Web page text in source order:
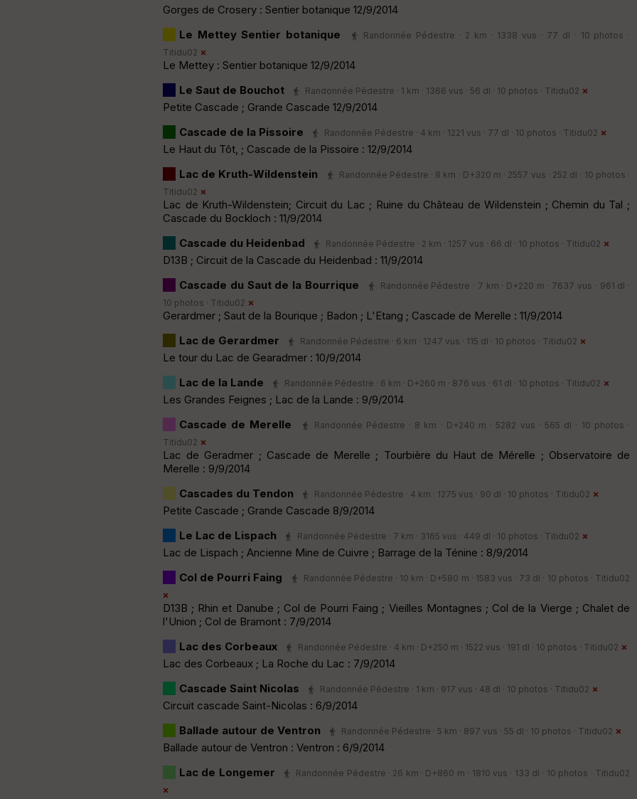
Gorges de Crosery : Sentier botanique 12/9/2014
Le Mettey Sentier botanique
Randonnée Pédestre · 2 km · 1338 vus · 77 dl · 10 photos ·
Titidu02
Le Mettey : Sentier botanique 12/9/2014
Le Saut de Bouchot
Randonnée Pédestre · 1 km · 1366 vus · 56 dl · 10 photos · Titidu02
Petite Cascade ; Grande Cascade 12/9/2014
Cascade de la Pissoire
Randonnée Pédestre · 4 km · 1221 vus · 77 dl · 10 photos · Titidu02
Le Haut du Tôt, ; Cascade de la Pissoire : 12/9/2014
Lac de Kruth-Wildenstein
Randonnée Pédestre · 8 km · D+320 m · 2557 vus · 252 dl · 10 photos ·
Titidu02
Lac de Kruth-Wildenstein; Circuit du Lac ; Ruine du Château de Wildenstein ; Chemin du Tal ;
Cascade du Bockloch : 11/9/2014
Cascade du Heidenbad
Randonnée Pédestre · 2 km · 1257 vus · 66 dl · 10 photos · Titidu02
D13B ; Circuit de la Cascade du Heidenbad : 11/9/2014
Cascade du Saut de la Bourrique
Randonnée Pédestre · 7 km · D+220 m · 7637 vus · 961 dl ·
10 photos · Titidu02
Gerardmer ; Saut de la Bourique ; Badon ; L'Etang ; Cascade de Merelle : 11/9/2014
Lac de Gerardmer
Randonnée Pédestre · 6 km · 1247 vus · 115 dl · 10 photos · Titidu02
Le tour du Lac de Gearadmer : 10/9/2014
Lac de la Lande
Randonnée Pédestre · 6 km · D+260 m · 876 vus · 61 dl · 10 photos · Titidu02
Les Grandes Feignes ; Lac de la Lande : 9/9/2014
Cascade de Merelle
Randonnée Pédestre · 8 km · D+240 m · 5282 vus · 565 dl · 10 photos ·
Titidu02
Lac de Geradmer ; Cascade de Merelle ; Tourbière du Haut de Mérelle ; Observatoire de
Merelle : 9/9/2014
Cascades du Tendon
Randonnée Pédestre · 4 km · 1275 vus · 90 dl · 10 photos · Titidu02
Petite Cascade ; Grande Cascade 8/9/2014
Le Lac de Lispach
Randonnée Pédestre · 7 km · 3165 vus · 449 dl · 10 photos · Titidu02
Lac de Lispach ; Ancienne Mine de Cuivre ; Barrage de la Ténine : 8/9/2014
Col de Pourri Faing
Randonnée Pédestre · 10 km · D+580 m · 1583 vus · 73 dl · 10 photos · Titidu02
D13B ; Rhin et Danube ; Col de Pourri Faing ; Vieilles Montagnes ; Col de la Vierge ; Chalet de
l'Union ; Col de Bramont : 7/9/2014
Lac des Corbeaux
Randonnée Pédestre · 4 km · D+250 m · 1522 vus · 191 dl · 10 photos · Titidu02
Lac des Corbeaux ; La Roche du Lac : 7/9/2014
Cascade Saint Nicolas
Randonnée Pédestre · 1 km · 917 vus · 48 dl · 10 photos · Titidu02
Circuit cascade Saint-Nicolas : 6/9/2014
Ballade autour de Ventron
Randonnée Pédestre · 5 km · 897 vus · 55 dl · 10 photos · Titidu02
Ballade autour de Ventron : Ventron : 6/9/2014
Lac de Longemer
Randonnée Pédestre · 26 km · D+860 m · 1810 vus · 133 dl · 10 photos · Titidu02